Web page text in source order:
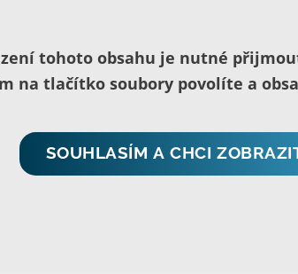
tohoto obsahu je nutné
na tlačítko soubory povolíte a
SOUHLASÍM A CHCI